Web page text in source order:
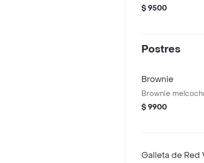
$ 9500
Postres
Brownie
Brownie
$ 9900
Galleta de Red